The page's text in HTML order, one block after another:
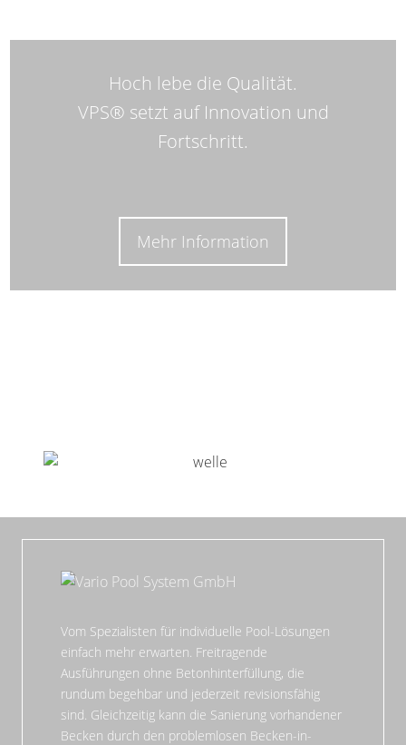
Hoch lebe die Qualität.
VPS® setzt auf Innovation und
Fortschritt.
Mehr Information
Vom Spezialisten für individuelle Pool-Lösungen
einfach mehr erwarten. Freitragende
Ausführungen ohne Betonhinterfüllung, die
rundum begehbar und jederzeit revisionsfähig
sind. Gleichzeitig kann die Sanierung vorhandener
Becken durch den problemlosen Becken-in-